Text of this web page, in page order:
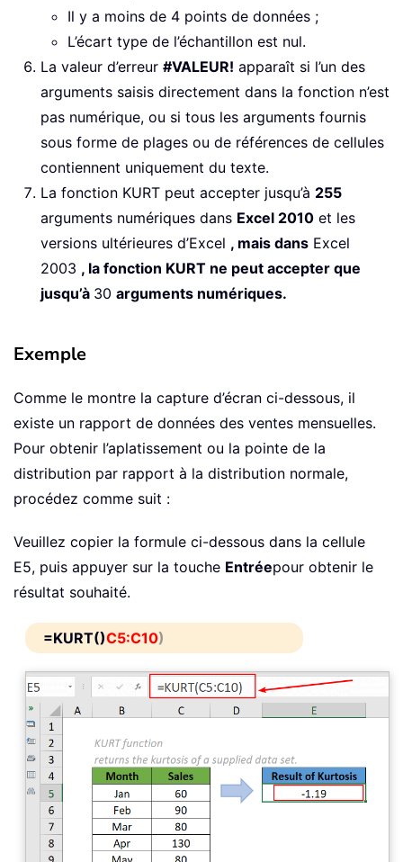
Il y a moins de 4 points de données ;
L’écart type de l’échantillon est nul.
La valeur d’erreur #VALEUR! apparaît si l’un des
arguments saisis directement dans la fonction n’est
pas numérique, ou si tous les arguments fournis
sous forme de plages ou de références de cellules
contiennent uniquement du texte.
La fonction KURT peut accepter jusqu’à 255
arguments numériques dans Excel 2010 et les
versions ultérieures d’Excel , mais dans Excel
2003 , la fonction KURT ne peut accepter que
jusqu’à 30 arguments numériques.
Exemple
Comme le montre la capture d’écran ci-dessous, il
existe un rapport de données des ventes mensuelles.
Pour obtenir l’aplatissement ou la pointe de la
distribution par rapport à la distribution normale,
procédez comme suit :
Veuillez copier la formule ci-dessous dans la cellule
E5, puis appuyer sur la touche Entréepour obtenir le
résultat souhaité.
=KURT()C5:C10)